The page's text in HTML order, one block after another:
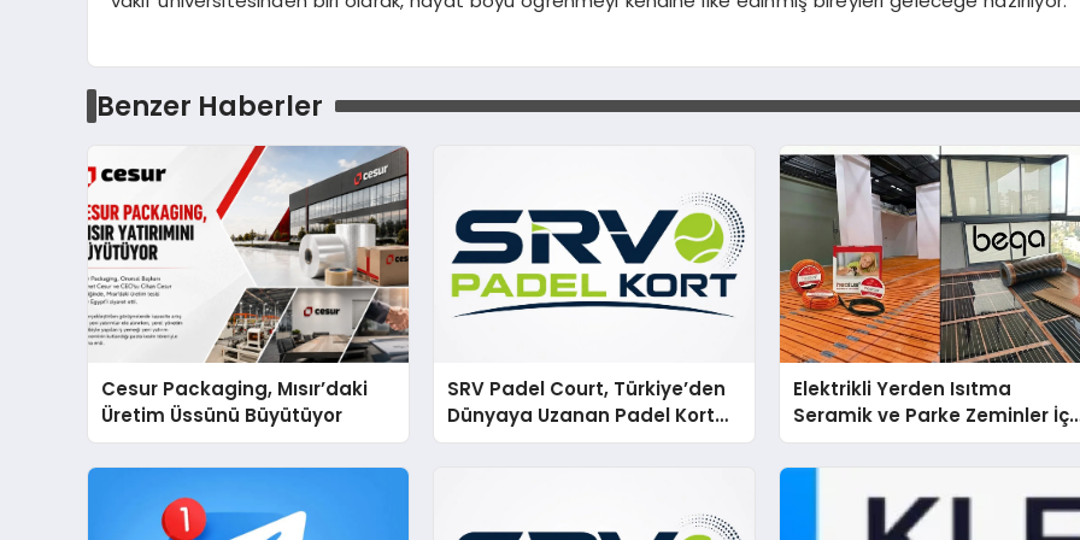
Benzer Haberler
Cesur Packaging, Mısır’daki
Üretim Üssünü Büyütüyor
SRV Padel Court, Türkiye’den
Dünyaya Uzanan Padel Kort
Üretiminde Güvenin Adresi
Elektrikli Yerden Isıtma
Seramik ve Parke Zeminler
En Verimli Çözümler